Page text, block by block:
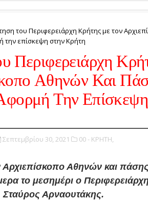
του Περιφερειάρχη Κρήτης με τον
την επίσκεψη στην Κρήτη
Περιφερειάρχη
Αθηνών Και
Την
Σεπτεμβρίου 30, 2021 00 - ΚΡΗΤΗ,
Αρχιεπίσκοπο Αθηνών και
το μεσημέρι ο
Σταύρος Αρναουτάκης.